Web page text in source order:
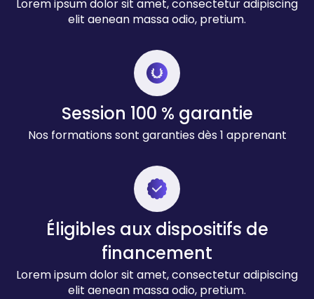
Lorem ipsum dolor sit amet, consectetur adipiscing
elit aenean massa odio, pretium.
Session 100 % garantie
Nos formations sont garanties dès 1 apprenant
Éligibles aux dispositifs de
financement
Lorem ipsum dolor sit amet, consectetur adipiscing
elit aenean massa odio, pretium.